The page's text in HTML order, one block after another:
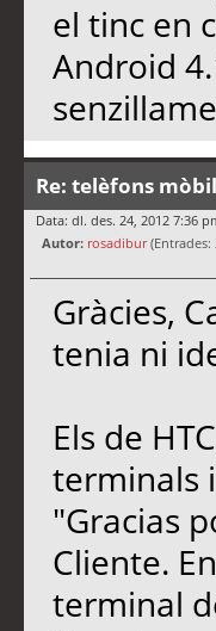
el tinc en
Android
Re: telèfons
Data: dl. des. 24, 2012 7:36
Autor: rosadibur(Entrades:
Gràcies,
tenia ni
Els de
terminals
"Gracias
Cliente.
terminal